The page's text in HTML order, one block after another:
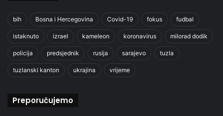
bih Bosna i Hercegovina Covid-19 fokus fudbal
istaknuto izrael kameleon koronavirus milorad dodik
policija predsjednik rusija sarajevo tuzla
tuzlanski kanton ukrajina vrijeme
Preporučujemo